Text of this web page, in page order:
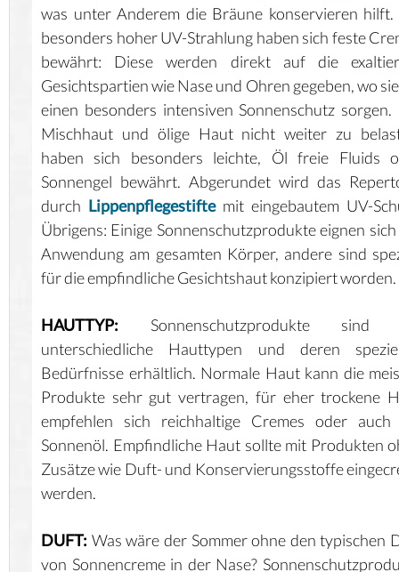
was unter Anderem die Bräune konservieren hilft.
besonders hoher UV-Strahlung haben sich feste
bewährt: Diese werden direkt auf die
Gesichtspartien wie Nase und Ohren gegeben, wo
einen besonders intensiven Sonnenschutz sorgen.
Mischhaut und ölige Haut nicht weiter zu
haben sich besonders leichte, Öl freie Fluids
Sonnengel bewährt. Abgerundet wird das
durch Lippenpflegestiftemit eingebautem UV-
Übrigens: Einige Sonnenschutzprodukte eignen
Anwendung am gesamten Körper, andere sind
für die empfindliche Gesichtshaut konzipiert worden.
HAUTTYP: Sonnenschutzprodukte sind
unterschiedliche Hauttypen und deren
Bedürfnisse erhältlich. Normale Haut kann die
Produkte sehr gut vertragen, für eher trockene
empfehlen sich reichhaltige Cremes oder auch
Sonnenöl. Empfindliche Haut sollte mit Produkten
Zusätze wie Duft- und Konservierungsstoffe
werden.
DUFT: Was wäre der Sommer ohne den typischen
von Sonnencreme in der Nase?